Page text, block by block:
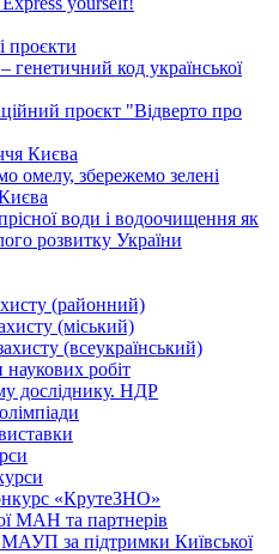
проєкти
генетичний код української
проєкт "Відверто про
Києва
омелу, збережемо зелені
води і водоочищення як
розвитку України
(районний)
(міський)
(всеукраїнський)
наукових робіт
досліднику. НДР
«КрутеЗНО»
МАН та партнерів
за підтримки Київської